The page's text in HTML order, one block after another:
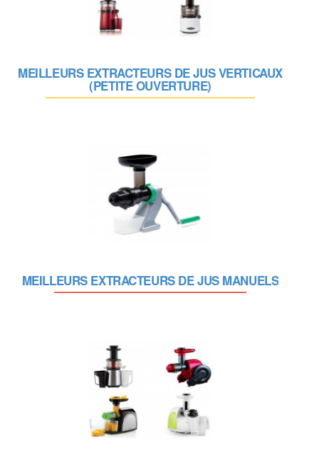
MEILLEURS EXTRACTEURS DE JUS VERTICAUX
(PETITE OUVERTURE)
MEILLEURS EXTRACTEURS DE JUS MANUELS